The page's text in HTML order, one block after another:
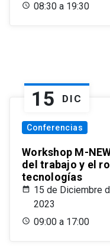
08:30 a 19:30
15 DIC
Conferencias
Workshop M-
del trabajo y el
tecnologías
15 de Diciembre
2023
09:00 a 17:00